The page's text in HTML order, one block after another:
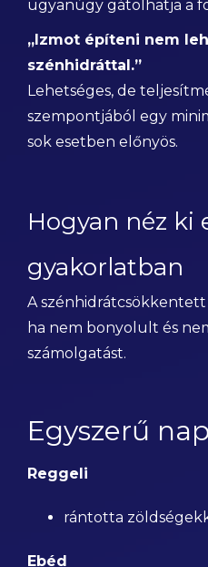
ugyanúgy gátolhatja a
„Izmot építeni nem
szénhidráttal.”
Lehetséges, de
szempontjából egy
sok esetben előnyös.
Hogyan néz ki
gyakorlatban
A
ha nem bonyolult és
számolgatást.
Egyszerű
Reggeli
rántotta
Ebéd